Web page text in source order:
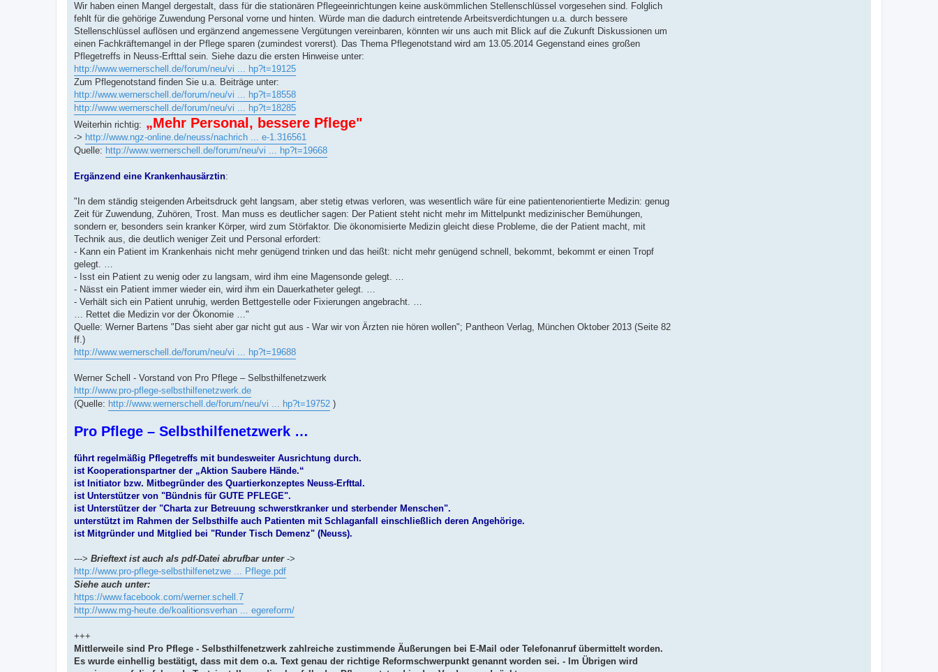
Wir haben einen Mangel dergestalt, dass für die stationären Pflegeeinrichtungen keine auskömmlichen Stellenschlüssel vorgesehen sind. Folglich
fehlt für die gehörige Zuwendung Personal vorne und hinten. Würde man die dadurch eintretende Arbeitsverdichtungen u.a. durch bessere
Stellenschlüssel auflösen und ergänzend angemessene Vergütungen vereinbaren, könnten wir uns auch mit Blick auf die Zukunft Diskussionen um
einen Fachkräftemangel in der Pflege sparen (zumindest vorerst). Das Thema Pflegenotstand wird am 13.05.2014 Gegenstand eines großen
Pflegetreffs in Neuss-Erfttal sein. Siehe dazu die ersten Hinweise unter:
http://www.wernerschell.de/forum/neu/vi ... hp?t=19125
Zum Pflegenotstand finden Sie u.a. Beiträge unter:
http://www.wernerschell.de/forum/neu/vi ... hp?t=18558
http://www.wernerschell.de/forum/neu/vi ... hp?t=18285
Weiterhin richtig: „Mehr Personal, bessere Pflege"
-> http://www.ngz-online.de/neuss/nachrich ... e-1.316561
Quelle: http://www.wernerschell.de/forum/neu/vi ... hp?t=19668
Ergänzend eine Krankenhausärztin:
"In dem ständig steigenden Arbeitsdruck geht langsam, aber stetig etwas verloren, was wesentlich wäre für eine patientenorientierte Medizin: genug
Zeit für Zuwendung, Zuhören, Trost. Man muss es deutlicher sagen: Der Patient steht nicht mehr im Mittelpunkt medizinischer Bemühungen,
sondern er, besonders sein kranker Körper, wird zum Störfaktor. Die ökonomisierte Medizin gleicht diese Probleme, die der Patient macht, mit
Technik aus, die deutlich weniger Zeit und Personal erfordert:
- Kann ein Patient im Krankenhais nicht mehr genügend trinken und das heißt: nicht mehr genügend schnell, bekommt, bekommt er einen Tropf
gelegt. …
- Isst ein Patient zu wenig oder zu langsam, wird ihm eine Magensonde gelegt. …
- Nässt ein Patient immer wieder ein, wird ihm ein Dauerkatheter gelegt. …
- Verhält sich ein Patient unruhig, werden Bettgestelle oder Fixierungen angebracht. …
… Rettet die Medizin vor der Ökonomie …"
Quelle: Werner Bartens "Das sieht aber gar nicht gut aus - War wir von Ärzten nie hören wollen"; Pantheon Verlag, München Oktober 2013 (Seite 82
ff.)
http://www.wernerschell.de/forum/neu/vi ... hp?t=19688
Werner Schell - Vorstand von Pro Pflege – Selbsthilfenetzwerk
http://www.pro-pflege-selbsthilfenetzwerk.de
(Quelle: http://www.wernerschell.de/forum/neu/vi ... hp?t=19752 )
Pro Pflege – Selbsthilfenetzwerk …
führt regelmäßig Pflegetreffs mit bundesweiter Ausrichtung durch.
ist Kooperationspartner der „Aktion Saubere Hände.“
ist Initiator bzw. Mitbegründer des Quartierkonzeptes Neuss-Erfttal.
ist Unterstützer von "Bündnis für GUTE PFLEGE".
ist Unterstützer der "Charta zur Betreuung schwerstkranker und sterbender Menschen".
unterstützt im Rahmen der Selbsthilfe auch Patienten mit Schlaganfall einschließlich deren Angehörige.
ist Mitgründer und Mitglied bei "Runder Tisch Demenz" (Neuss).
---> Brieftext ist auch als pdf-Datei abrufbar unter ->
http://www.pro-pflege-selbsthilfenetzwe ... Pflege.pdf
Siehe auch unter:
https://www.facebook.com/werner.schell.7
http://www.mg-heute.de/koalitionsverhan ... egereform/
+++
Mittlerweile sind Pro Pflege - Selbsthilfenetzwerk zahlreiche zustimmende Äußerungen bei E-Mail oder Telefonanruf übermittelt worden.
Es wurde einhellig bestätigt, dass mit dem o.a. Text genau der richtige Reformschwerpunkt genannt worden sei. - Im Übrigen wird